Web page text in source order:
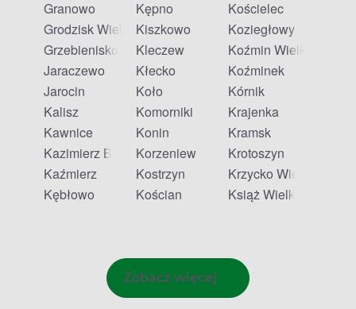
Granowo
Grodzisk Wielkopolski
Grzebienisko
Jaraczewo
Jarocin
Kalisz
Kawnice
Kazimierz Biskupi
Kaźmierz
Kębłowo
Kępno
Kiszkowo
Kleczew
Kłecko
Koło
Komorniki
Konin
Korzeniew
Kostrzyn
Kościan
Kościelec
Koziegłowy
Koźmin Wielkopolski
Koźminek
Kórnik
Krajenka
Kramsk
Krotoszyn
Krzycko Wielkie
Książ Wielkopolski
Zobacz więcej